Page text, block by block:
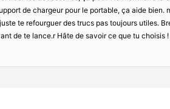
de chargeur pour le portable, ça aide bien.
te refourguer des trucs pas toujours utiles.
de te lance.r Hâte de savoir ce que tu choisis !